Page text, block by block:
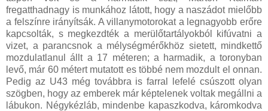
fregatthadnagy is munkához látott, hogy a naszádot mielőbb
a felszínre irányítsák. A villanymotorokat a legnagyobb erőre
kapcsolták, s megkezdték a merülőtartályokból kifúvatni a
vizet, a parancsnok a mélységmérőkhöz sietett, mindkettő
mozdulatlanul állt a 17 méteren; a harmadik, a toronyban
levő, már 60 métert mutatott es többé nem mozdult el onnan.
Pedig az U43 még továbbra is farral lefelé csúszott olyan
szögben, hogy az emberek már képtelenek voltak megállni a
lábukon. Négykézláb, mindenbe kapaszkodva, káromkodva